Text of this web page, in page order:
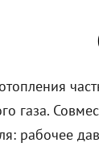
газа.
рабочее